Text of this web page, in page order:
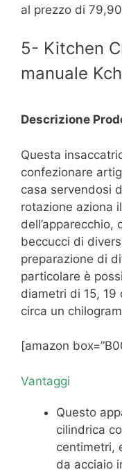
al prezzo di
5- Kitchen
manuale
Descrizione
Questa
confezionare
casa servendosi
rotazione aziona
dell’apparecchio,
beccucci di
preparazione di
particolare è
diametri di 15, 19
circa un
[amazon
Vantaggi
Questo
cilindrica
centimetri,
da acciaio